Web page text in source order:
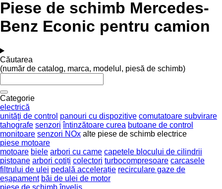
Piese de schimb Mercedes-
Benz Econic pentru camion
Căutarea
(număr de catalog, marca, modelul, piesă de schimb)
Categorie
electrică
unităţi de control panouri cu dispozitive comutatoare subvirare
tahografe senzori întinzătoare curea butoane de control
monitoare senzori NOx alte piese de schimb electrice
piese motoare
motoare biele arbori cu came capetele blocului de cilindrii
pistoane arbori cotiți colectori turbocompresoare carcasele
filtrului de ulei pedală accelerație recirculare gaze de
eșapament băi de ulei de motor
piese de schimb înveliș